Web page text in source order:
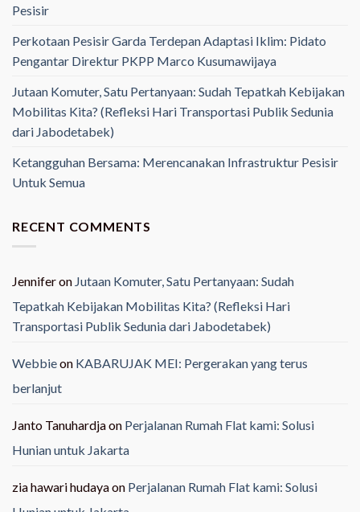
Pesisir
Perkotaan Pesisir Garda Terdepan Adaptasi Iklim: Pidato
Pengantar Direktur PKPP Marco Kusumawijaya
Jutaan Komuter, Satu Pertanyaan: Sudah Tepatkah Kebijakan
Mobilitas Kita? (Refleksi Hari Transportasi Publik Sedunia
dari Jabodetabek)
Ketangguhan Bersama: Merencanakan Infrastruktur Pesisir
Untuk Semua
RECENT COMMENTS
Jenniferon Jutaan Komuter, Satu Pertanyaan: Sudah
Tepatkah Kebijakan Mobilitas Kita? (Refleksi Hari
Transportasi Publik Sedunia dari Jabodetabek)
Webbieon KABARUJAK MEI: Pergerakan yang terus
berlanjut
Janto Tanuhardjaon Perjalanan Rumah Flat kami: Solusi
Hunian untuk Jakarta
zia hawari hudayaon Perjalanan Rumah Flat kami: Solusi